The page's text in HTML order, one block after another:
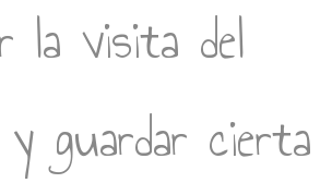
la visita del
guardar cierta